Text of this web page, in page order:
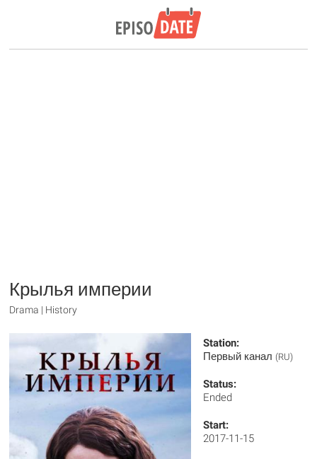
Крылья империи
Drama | History
Station:
Первый канал (RU)
Status:
Ended
Start:
2017-11-15